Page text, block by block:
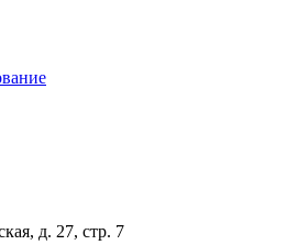
д. 27, стр. 7